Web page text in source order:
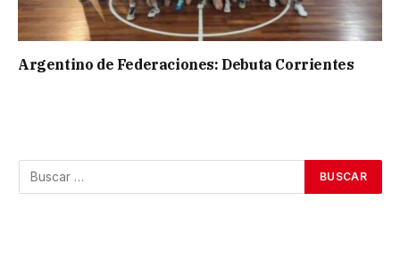
Argentino de Federaciones: Debuta Corrientes